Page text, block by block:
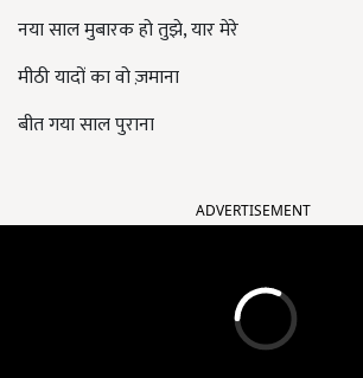
नया साल मुबारक हो तुझे, यार मेरे
मीठी यादों का वो ज़माना
बीत गया साल पुराना
ADVERTISEMENT